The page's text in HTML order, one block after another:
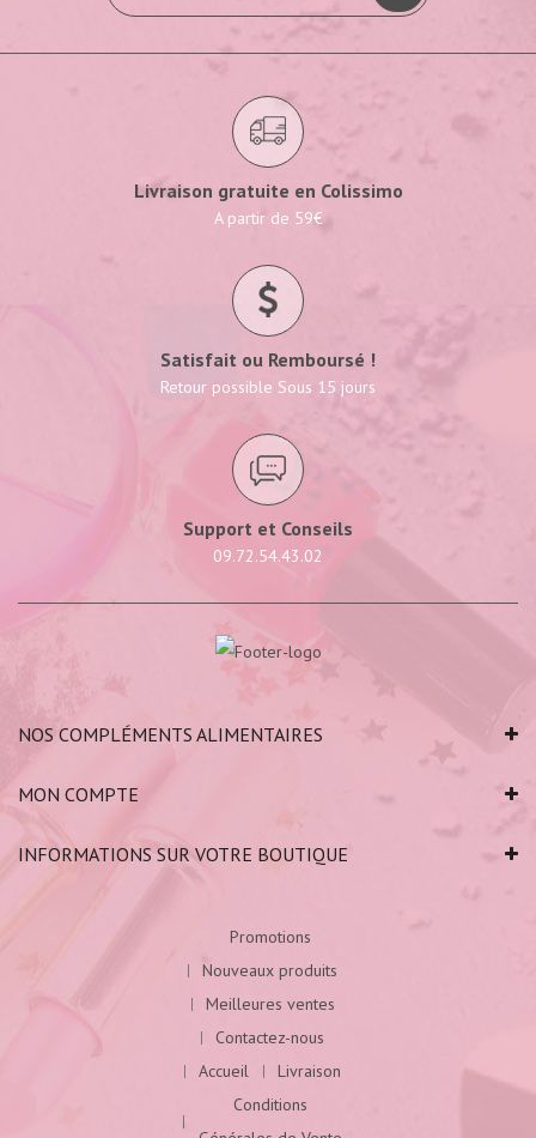
Livraison gratuite en Colissimo
A partir de 59€
Satisfait ou Remboursé !
Retour possible Sous 15 jours
Support et Conseils
09.72.54.43.02
NOS COMPLÉMENTS ALIMENTAIRES
MON COMPTE
INFORMATIONS SUR VOTRE BOUTIQUE
Promotions
Nouveaux produits
Meilleures ventes
Contactez-nous
Accueil
Livraison
Conditions